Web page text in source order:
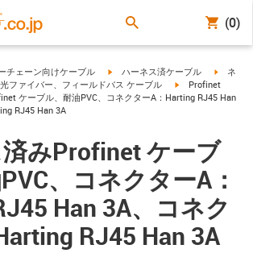
(0)
arrow-right
チェーン向けケーブル igus-icon-arrow-right
ハーネス済ケーブル igus-
ネ
ファイバー、フィールドバス ケーブル
igus-icon-arrow-
Profinet
ケーブル、耐油PVC、コネクターA：Harting RJ45 Han
RJ45 Han 3A
みProfinet ケーブ
、コネクターA：
Han 3A、コネク
RJ45 Han 3A